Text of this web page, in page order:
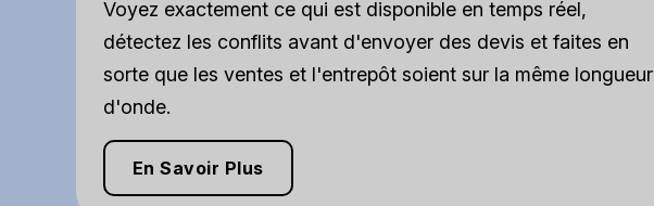
Voyez exactement ce qui est disponible en temps réel,
détectez les conflits avant d'envoyer des devis et faites en
sorte que les ventes et l'entrepôt soient sur la même longueur
d'onde.
En Savoir Plus